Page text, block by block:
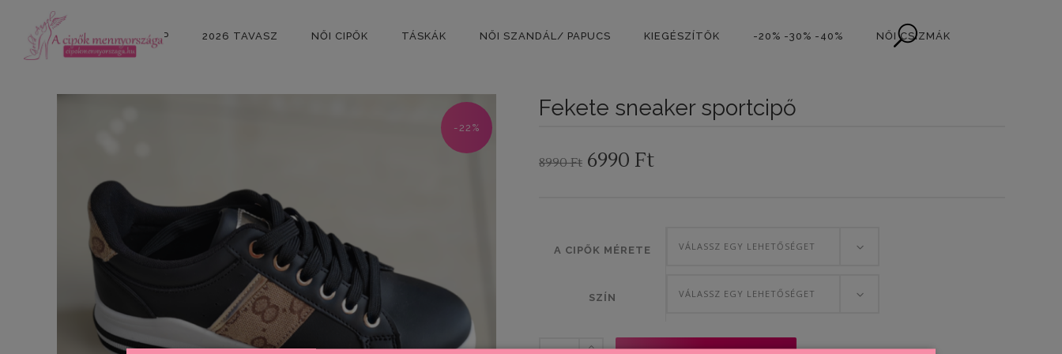
KEZDŐLAP 2026 TAVASZ NŐI CIPŐK TÁSKÁK NŐI SZANDÁL/ PAPUCS KIEGÉSZÍTŐK -20% -30% -40% NŐI CSIZMÁK
-22%
Fekete sneaker sportcipő
8990Ft Original
6990 FtCurrent
A CIPŐK MÉRETE VÁLASSZ EGY LEHETŐSÉGET
SZÍN VÁLASSZ EGY LEHETŐSÉGET
Fekete